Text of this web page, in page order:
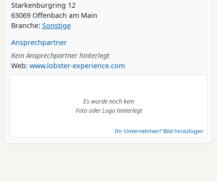
Starkenburgring 12
63069 Offenbach am Main
Branche: Sonstige
Ansprechpartner
Kein Ansprechpartner hinterlegt
Web: www.lobster-experience.com
Es wurde noch kein
Foto oder Logo hinterlegt
Ihr Unternehmen? Bild hinzufügen